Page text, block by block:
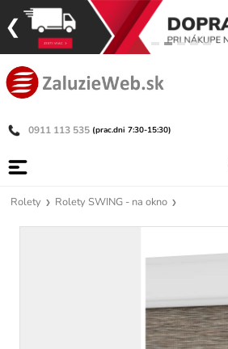
0911 113 535 (prac.dni 7:30-15:30)
Rolety Rolety SWING - na okno